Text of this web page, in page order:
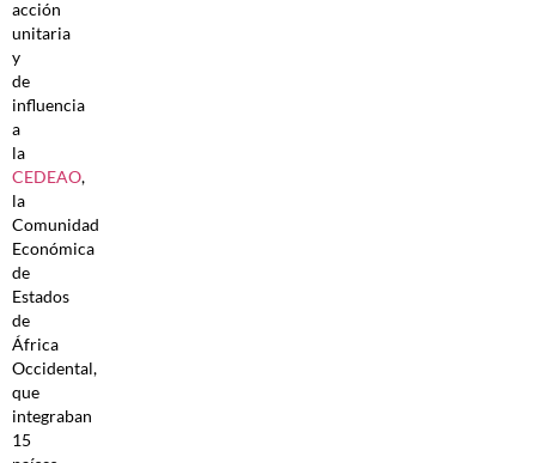
acción
unitaria
y
de
influencia
a
la
CEDEAO,
la
Comunidad
Económica
de
Estados
de
África
Occidental,
que
integraban
15